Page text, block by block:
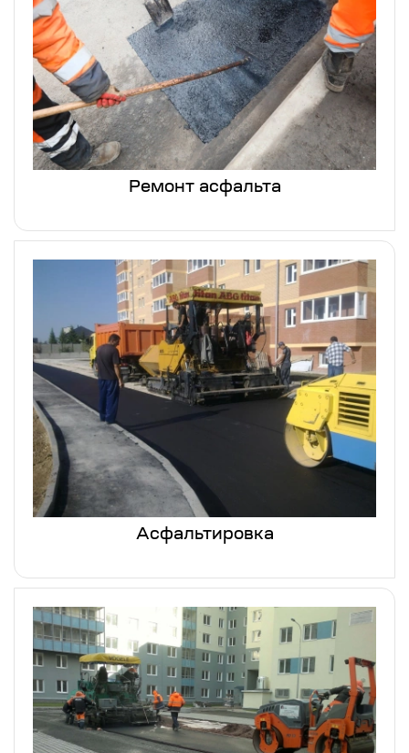
Ремонт асфальта
Асфальтировка